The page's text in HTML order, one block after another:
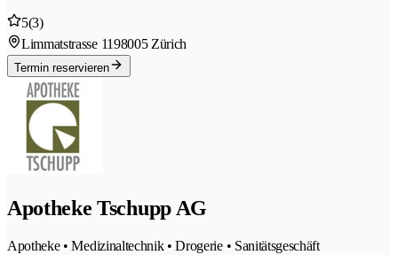
5(3)
Limmatstrasse 1198005 Zürich
Termin reservieren
Apotheke Tschupp AG
Apotheke • Medizinaltechnik • Drogerie • Sanitätsgeschäft